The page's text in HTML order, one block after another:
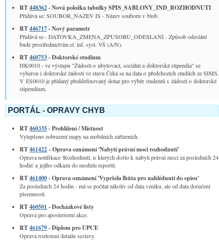
RT448362- Nová položka tabulky SPIS_SABLONY_IND_ROZHODNUTI
Přidává se: SOUBOR_NAZEV IS - Název souboru v blob.
RT446717- Nový parametr
Přidává se - DATOVKA_ZMENA_ZPUSOBU_ODESLANI - Způsob odeslání
bude prostřednictvím el. inf. syst. VŠ (A/N).
RT460753- Doktorské studium
HK0010 - ve výstupu "Žádosti o ubytovací, sociální a doktorská stipendia" se
vyberou i doktorské žádosti ve stavu Čeká se na data o předchozích studiích ze SIMS.
V ES0010 je přidaný předdefinovaný dotaz pro výběr studentů s žádostí o doktorské
stipendium.
PORTÁL - OPRAVY CHYB
RT460335- Prohlížení / Místnost
Vylepšeno zobrazení mapy na mobilních zařízeních.
RT461422 - Oprava oznámení 'Nabytí právní moci rozhodnutí'
Oprava notifikace 'Rozhodnutí, u kterých došlo k nabytí právní moci za posledních 24
hodin' a jejího odkazu do modulu reportů.
RT461400- Oprava oznámení 'Vypršela lhůta pro nahlédnutí do spisu'
Za posledních 24 hodin - má se počítat nikoliv od data vzniku, ale od data doručení
písemnosti.
RT460501 - Docházkové listy
Oprava pro aposteriorní akce.
RT461679- Diplom pro UPCE
Oprava rozložení detailu sestavy.